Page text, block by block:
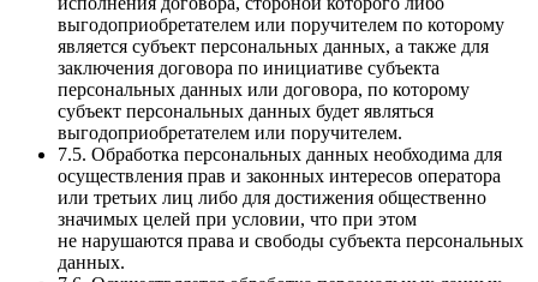
выгодоприобретателем или поручителем по которому
является субъект персональных данных, а также для
заключения договора по инициативе субъекта
персональных данных или договора, по которому
субъект персональных данных будет являться
выгодоприобретателем или поручителем.
7.5. Обработка персональных данных необходима для
осуществления прав и законных интересов оператора
или третьих лиц либо для достижения общественно
значимых целей при условии, что при этом
не нарушаются права и свободы субъекта персональных
данных.